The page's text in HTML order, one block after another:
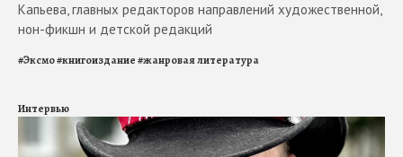
Капьева, главных редакторов направлений художественной,
нон-фикшн и детской редакций
#Эксмо#книгоиздание#жанровая литература
Интервью